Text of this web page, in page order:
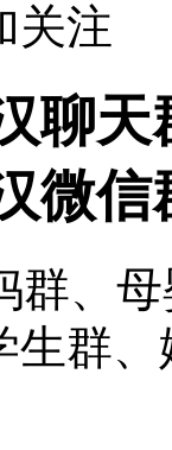
关注
聊
微信
群、
生群